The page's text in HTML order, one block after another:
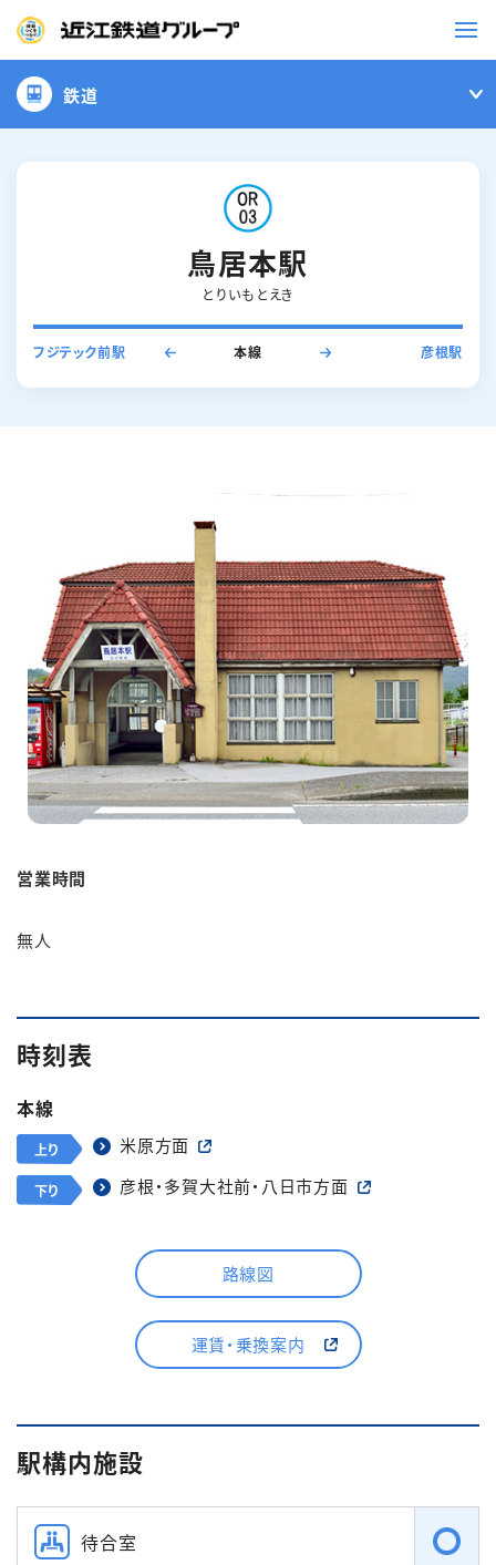
鉄道
バス
観光・イベント情報
ニュースリリース
簡体中文
鉄道
鳥居本駅
とりいもとえき
フジテック前駅 本線 彦根駅
営業時間
無人
時刻表
本線
上り 米原方面
下り 彦根・多賀大社前・八日市方面
路線図
運賃・乗換案内
駅構内施設
待合室